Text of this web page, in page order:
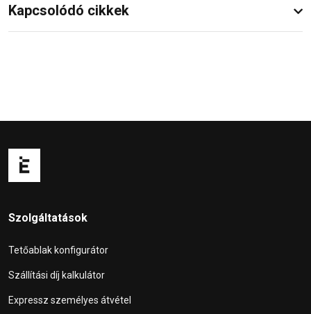
Kapcsolódó cikkek
Szolgáltatások
Tetőablak konfigurátor
Szállítási díj kalkulátor
Expressz személyes átvétel